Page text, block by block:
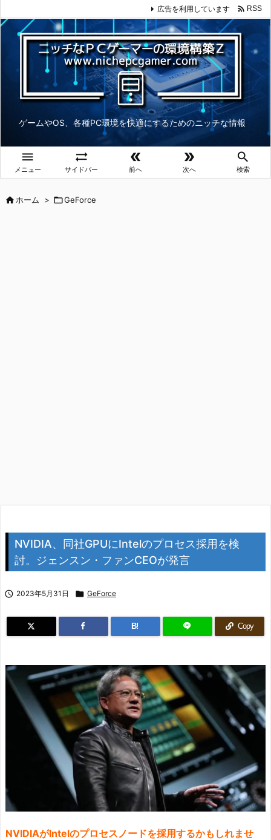
ゲームやOS、各種PC環境を快適にするためのニッチな情報

メニュー

サイドバー

前へ

次へ

検索
広告を利用しています  RSS
ホーム > GeForce
NVIDIA、同社GPUにIntelのプロセス採用を検
討。ジェンスン・ファンCEOが発言
 2023年5月31日  GeForce
B! Copy
NVIDIAがIntelのプロセスノードを採用するかもしれませ